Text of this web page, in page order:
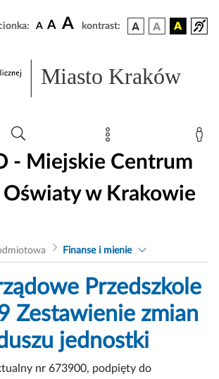
A A A kontrast:
Miasto Kraków
- Miejskie Centrum
Oświaty w Krakowie
Finanse i mienie
Przedszkole
Zestawienie zmian
jednostki
nr 673900, podpięty do